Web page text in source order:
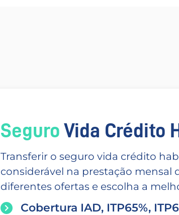
Seguro Vida Crédito
Transferir o seguro vida crédito
considerável na prestação mensal
diferentes ofertas e escolha a
Cobertura IAD, ITP65%,